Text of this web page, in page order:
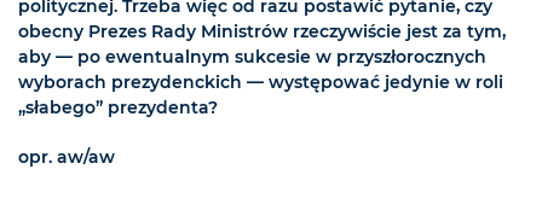
politycznej. Trzeba więc od razu postawić pytanie, czy
obecny Prezes Rady Ministrów rzeczywiście jest za tym,
aby — po ewentualnym sukcesie w przyszłorocznych
wyborach prezydenckich — występować jedynie w roli
„słabego” prezydenta?
opr. aw/aw